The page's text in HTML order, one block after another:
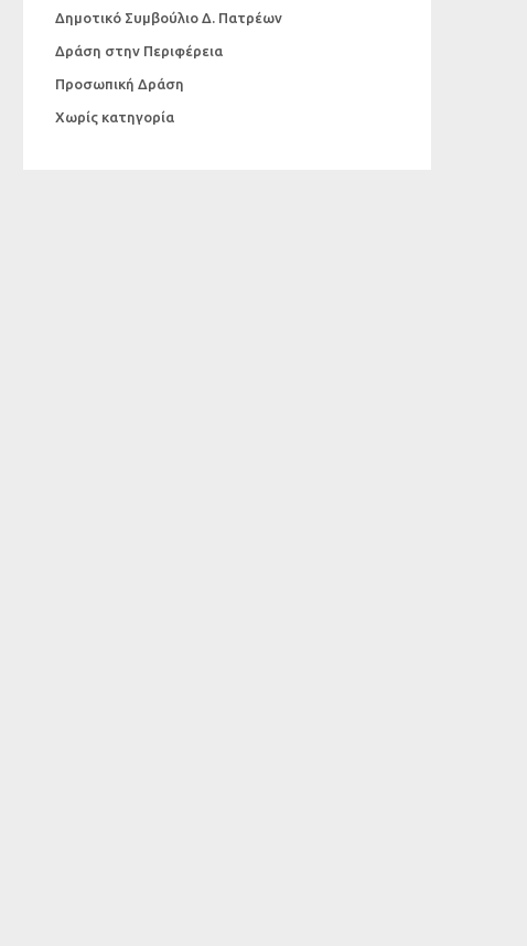
Δημοτικό Συμβούλιο Δ. Πατρέων
Δράση στην Περιφέρεια
Προσωπική Δράση
Χωρίς κατηγορία